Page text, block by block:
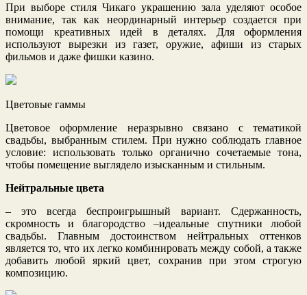
При выборе стиля Чикаго украшению зала уделяют особое
внимание, так как неординарный интерьер создается при
помощи креативных идей в деталях. Для оформления
используют вырезки из газет, оружие, афиши из старых
фильмов и даже фишки казино.
Цветовые гаммы
Цветовое оформление неразрывно связано с тематикой
свадьбы, выбранным стилем. При нужно соблюдать главное
условие: использовать только органично сочетаемые тона,
чтобы помещение выглядело изысканным и стильным.
Нейтральные цвета
– это всегда беспроигрышный вариант. Сдержанность,
скромность и благородство –идеальные спутники любой
свадьбы. Главным достоинством нейтральных оттенков
является то, что их легко комбинировать между собой, а также
добавить любой яркий цвет, сохранив при этом строгую
композицию.